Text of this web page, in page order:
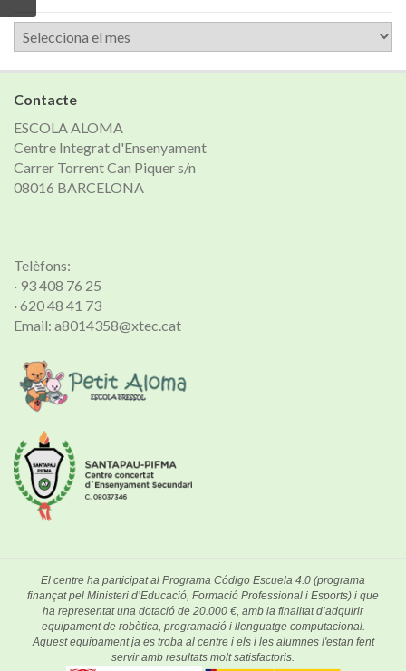
Arxiu
de
notícies
Contacte
ESCOLA ALOMA
Centre Integrat d'Ensenyament
Carrer Torrent Can Piquer s/n
08016 BARCELONA
Telèfons:
· 93 408 76 25
· 620 48 41 73
Email: a8014358@xtec.cat
El centre ha participat al Programa Código Escuela 4.0 (programa
finançat pel Ministeri d’Educació, Formació Professional i Esports) i que
ha representat una dotació de 20.000 €, amb la finalitat d’adquirir
equipament de robòtica, programació i llenguatge computacional.
Aquest equipament ja es troba al centre i els i les alumnes l'estan fent
servir amb resultats molt satisfactoris.